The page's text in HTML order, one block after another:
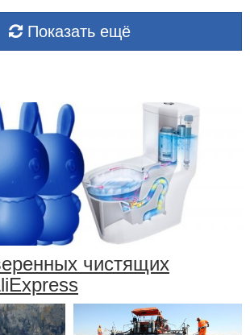
Показать ещё
чистящих